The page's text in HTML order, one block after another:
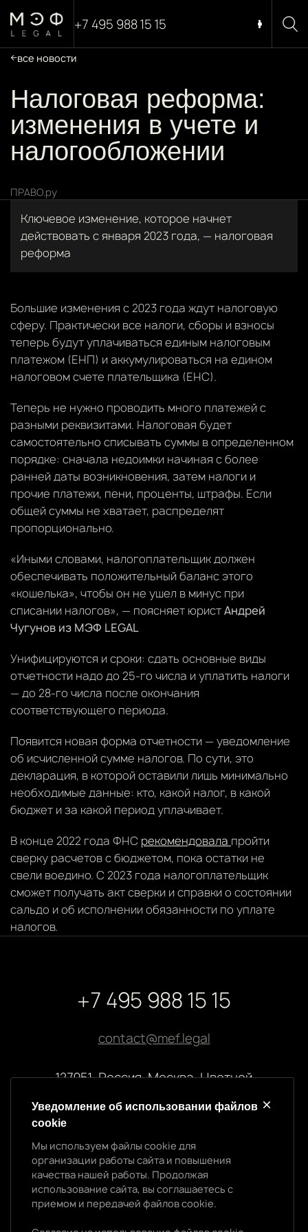
+7 495 988 15 15
все новости
Налоговая реформа:
изменения в учете и
налогообложении
ПРАВО.ру
Ключевое изменение, которое начнет
действовать с января 2023 года, — налоговая
реформа
Большие изменения с 2023 года ждут налоговую
сферу. Практически все налоги, сборы и взносы
теперь будут уплачиваться единым налоговым
платежом (ЕНП) и аккумулироваться на едином
налоговом счете плательщика (ЕНС).
Теперь не нужно проводить много платежей с
разными реквизитами. Налоговая будет
самостоятельно списывать суммы в определенном
порядке: сначала недоимки начиная с более
ранней даты возникновения, затем налоги и
прочие платежи, пени, проценты, штрафы. Если
общей суммы не хватает, распределят
пропорционально.
«Иными словами, налогоплательщик должен
обеспечивать положительный баланс этого
«кошелька», чтобы он не ушел в минус при
списании налогов», — поясняет юристАндрей
Чугунов из МЭФ LEGAL
Унифицируются и сроки: сдать основные виды
отчетности надо до 25-го числа и уплатить налоги
— до 28-го числа после окончания
соответствующего периода.
Появится новая форма отчетности — уведомление
об исчисленной сумме налогов. По сути, это
декларация, в которой оставили лишь минимально
необходимые данные: кто, какой налог, в какой
бюджет и за какой период уплачивает.
В конце 2022 года ФНС рекомендовала пройти
сверку расчетов с бюджетом, пока остатки не
свели воедино. С 2023 года налогоплательщик
сможет получать акт сверки и справки о состоянии
сальдо и об исполнении обязанности по уплате
налогов.
+7 495 988 15 15
contact@mef.legal
127051, Россия, Москва, Цветной
Реквизиты компании
ООО “МЭФ ЛИГАЛ”
ИНН 7704874992
ОГРН 5147746145718
Уведомление об использовании файлов
cookie
Мы используем файлы cookie для
организации работы сайта и повышения
качества нашей работы. Продолжая
использование сайта, вы соглашаетесь с
приемом и передачей файлов cookie.